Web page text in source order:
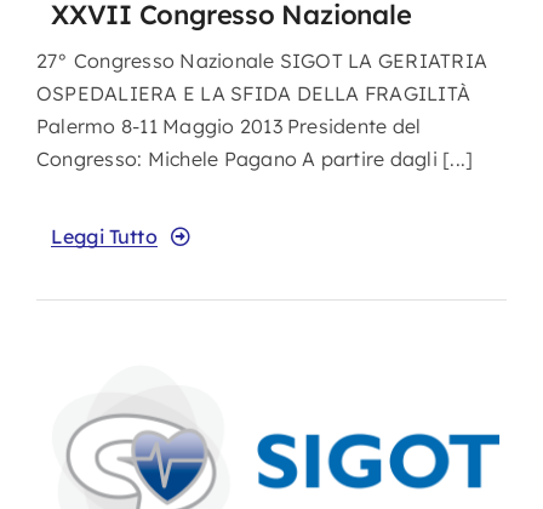
XXVII Congresso Nazionale
27° Congresso Nazionale SIGOT LA GERIATRIA
OSPEDALIERA E LA SFIDA DELLA FRAGILITÀ
Palermo 8-11 Maggio 2013 Presidente del
Congresso: Michele Pagano A partire dagli [...]
Leggi Tutto